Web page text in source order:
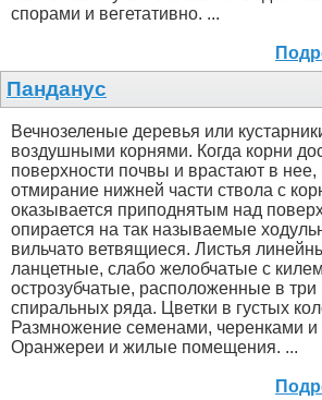
спорами и вегетативно. ...
Панданус
Вечнозеленые деревья или
воздушными корнями. Когда корни
поверхности почвы и врастают в нее,
отмирание нижней части ствола с
оказывается приподнятым над
опирается на так называемые
вильчато ветвящиеся. Листья
ланцетные, слабо желобчатые с
острозубчатые, расположенные в три
спиральных ряда. Цветки в густых
Размножение семенами, черенками и
Оранжереи и жилые помещения. ...